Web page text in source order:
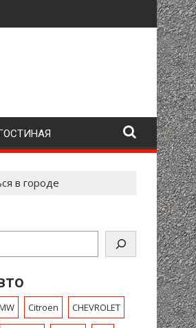
в городе
Citroen CHEVROLET